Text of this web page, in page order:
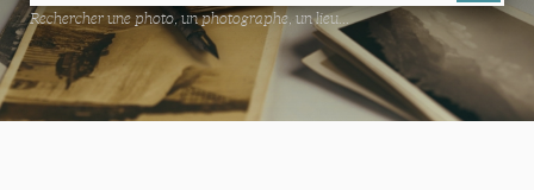
Rechercher une photo, un photographe, un lieu...